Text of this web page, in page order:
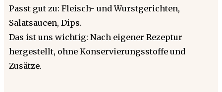
Passt gut zu: Fleisch- und Wurstgerichten,
Salatsaucen, Dips.
Das ist uns wichtig: Nach eigener Rezeptur
hergestellt, ohne Konservierungsstoffe und
Zusätze.